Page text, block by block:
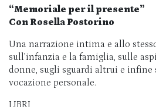
“Memoriale per il presente”
Con Rosella Postorino
Una narrazione intima e allo
sull’infanzia e la famiglia, sulle
donne, sugli sguardi altrui e
vocazione personale.
LIBRI